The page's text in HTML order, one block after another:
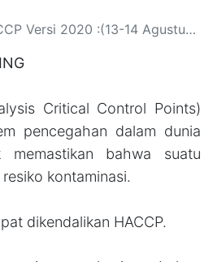
2026, Jakarta)( 26-27 Agustus 2026 Malang)(1-2 September 2026, Bandung)(7-8 September 2026, Yogyakarta)
Critical Control Points)
pencegahan dalam dunia
bahwa suatu
kontaminasi.
dikendalikan HACCP.